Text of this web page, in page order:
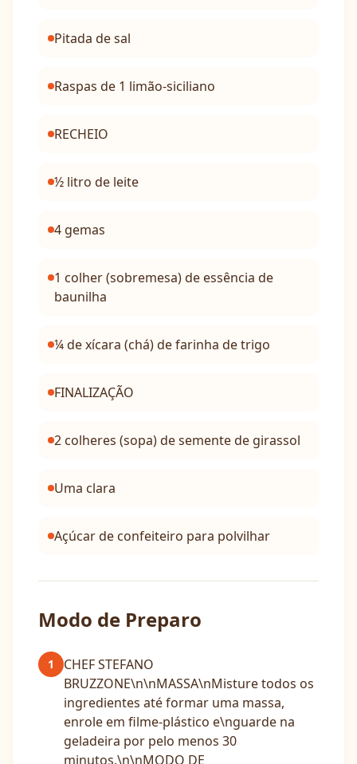
Pitada de sal
Raspas de 1 limão-siciliano
RECHEIO
½ litro de leite
4 gemas
1 colher (sobremesa) de essência de
baunilha
¼ de xícara (chá) de farinha de trigo
FINALIZAÇÃO
2 colheres (sopa) de semente de girassol
Uma clara
Açúcar de confeiteiro para polvilhar
Modo de Preparo
1
CHEF STEFANO
BRUZZONE\n\nMASSA\nMisture todos os
ingredientes até formar uma massa,
enrole em filme-plástico e\nguarde na
geladeira por pelo menos 30
minutos.\n\nMODO DE